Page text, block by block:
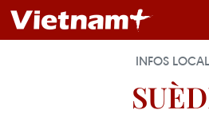
INFOS